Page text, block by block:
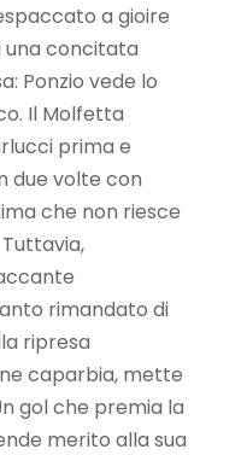
a gioire
una concitata
Ponzio vede lo
Il Molfetta
prima e
due volte con
che non riesce
rimandato di
ripresa
caparbia, mette
gol che premia la
merito alla sua